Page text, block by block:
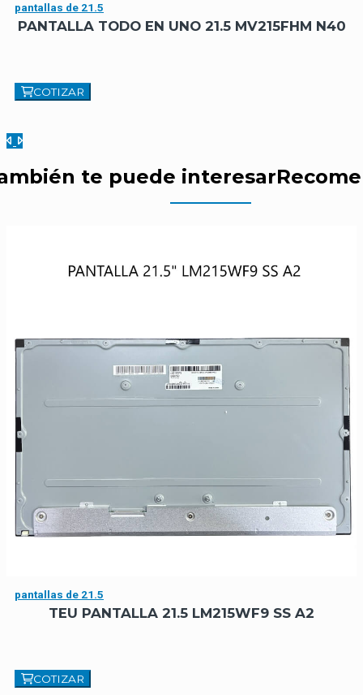
pantallas de 21.5
PANTALLA TODO EN UNO 21.5 MV215FHM N40
COTIZAR
Anterior
Siguiente
te puede interesar
pantallas de 21.5
TEU PANTALLA 21.5 LM215WF9 SS A2
COTIZAR